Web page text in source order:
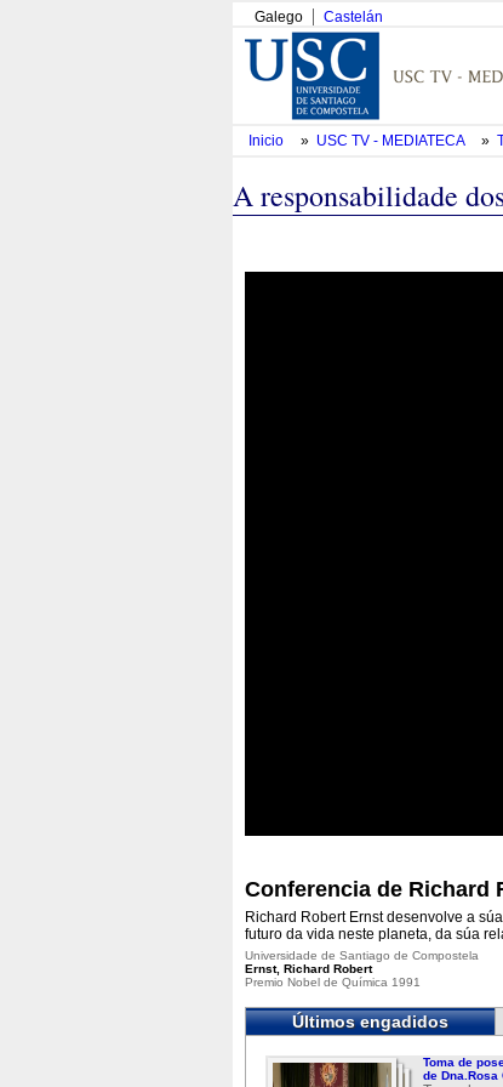
Galego Castelán
Inicio » USC TV - MEDIATECA »
A responsabilidade
Conferencia de Richard
Richard Robert Ernst desenvolve a
futuro da vida neste planeta, da súa
Universidade de Santiago de Compostela
Ernst, Richard Robert
Premio Nobel de Química 1991
Últimos engadidos
Toma de
de Dna.Rosa